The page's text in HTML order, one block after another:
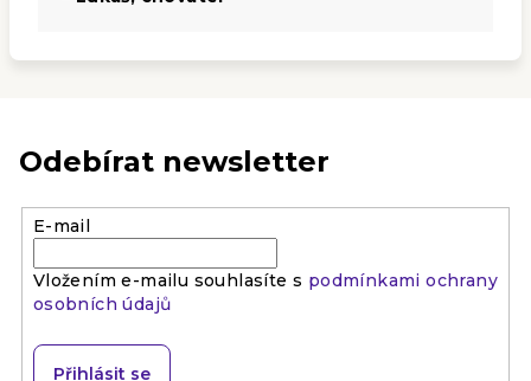
Odebírat newsletter
E-mail
Vložením e-mailu souhlasíte s podmínkami ochrany
osobních údajů
Přihlásit se